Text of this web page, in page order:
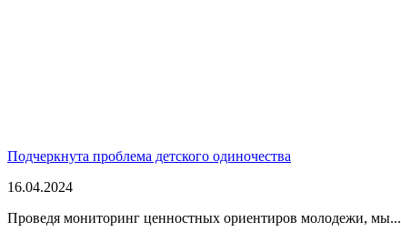
Подчеркнута проблема детского одиночества
16.04.2024
Проведя мониторинг ценностных ориентиров молодежи, мы...